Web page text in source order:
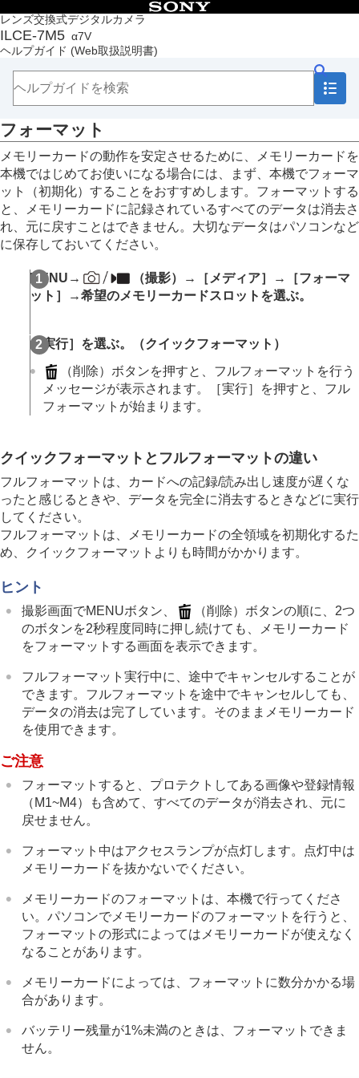
レンズ交換式デジタルカメラ
ILCE-7M5 α7V
ヘルプガイド (Web取扱説明書)
目次
トップページ
ヘルプガイドの使いかた
本体と付属品を確認する
本機の基本操作
準備/基本的な撮影
MENU一覧から機能を探す
撮影機能を活用する
カメラをカスタマイズする
再生する
カメラの設定を変更する
メモリーカードの設定
記録メディア設定（静止画/動画）：記録メデ
ィア（静止画）
記録メディア設定（静止画/動画）：記録メデ
ィア自動切換
管理ファイル修復 （静止画/動画）
ファイルの設定
電力設定
USB設定
外部出力設定
一般設定
スマートフォンでできること
パソコンでできること
クラウドサービスを利用する
故障かな？と思ったら
フォーマット
メモリーカードの動作を安定させるために、メモリーカードを
本機ではじめてお使いになる場合には、まず、本機でフォーマ
ット（初期化）することをおすすめします。フォーマットする
と、メモリーカードに記録されているすべてのデータは消去さ
れ、元に戻すことはできません。大切なデータはパソコンなど
に保存しておいてください。
MENU → （撮影）→ ［メディア］ →
［フォーマ
ット］
→希望のメモリーカードスロットを選ぶ。
［実行］ を選ぶ。（クイックフォーマット）
（削除）ボタンを押すと、フルフォーマットを行う
メッセージが表示されます。
［実行］
を押すと、フル
フォーマットが始まります。
クイックフォーマットとフルフォーマットの違い
フルフォーマットは、カードへの記録/読み出し速度が遅くな
ったと感じるときや、データを完全に消去するときなどに実行
してください。
フルフォーマットは、メモリーカードの全領域を初期化するた
め、クイックフォーマットよりも時間がかかります。
ヒント
撮影画面でMENUボタン、
（削除）ボタンの順に、2つ
のボタンを2秒程度同時に押し続けても、メモリーカード
をフォーマットする画面を表示できます。
フルフォーマット実行中に、途中でキャンセルすることが
できます。フルフォーマットを途中でキャンセルしても、
データの消去は完了しています。そのままメモリーカード
を使用できます。
ご注意
フォーマットすると、プロテクトしてある画像や登録情報
（M1~M4）も含めて、すべてのデータが消去され、元に
戻せません。
フォーマット中はアクセスランプが点灯します。点灯中は
メモリーカードを抜かないでください。
メモリーカードのフォーマットは、本機で行ってくださ
い。パソコンでメモリーカードのフォーマットを行うと、
フォーマットの形式によってはメモリーカードが使えなく
なることがあります。
メモリーカードによっては、フォーマットに数分かかる場
合があります。
バッテリー残量が1%未満のときは、フォーマットできま
せん。